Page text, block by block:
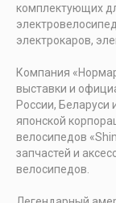
комплектующих
электрокаров,
Компания
выставки и
России, Беларуси
японской
велосипедов
запчастей и
велосипедов.